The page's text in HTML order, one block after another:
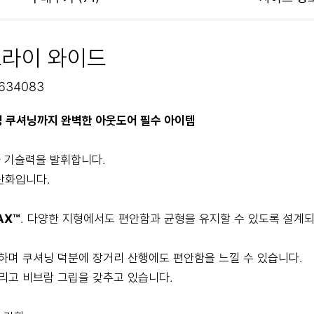
이 와이드
셔닝까지 완벽한 아웃도어 필수 아이템
술력을 발휘합니다.
화입니다.
. 다양한 지형에서도 편안함과 균형을 유지할 수 있도록 설계
쿠셔닝 덕분에 장거리 산행에도 편안함을 느낄 수 있습니다.
고 비브람 그립을 갖추고 있습니다.